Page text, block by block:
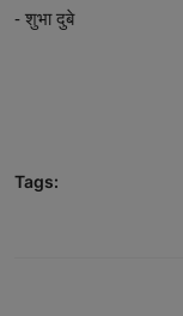
- शुभा दुबे
Tags: